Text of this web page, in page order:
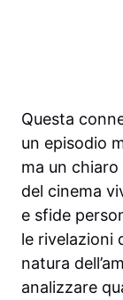
Questa
un episodio
ma un
del cinema
e sfide
le rivelazioni
natura
analizzare